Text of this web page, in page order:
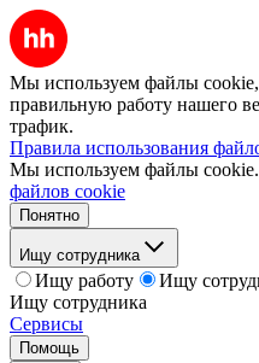
Мы используем файлы cookie,
правильную работу нашего
трафик.
Правила использования
Мы используем файлы cookie.
файлов cookie
Понятно
Ищу сотрудника
Ищу работу
Ищу
Ищу сотрудника
Сервисы
Помощь